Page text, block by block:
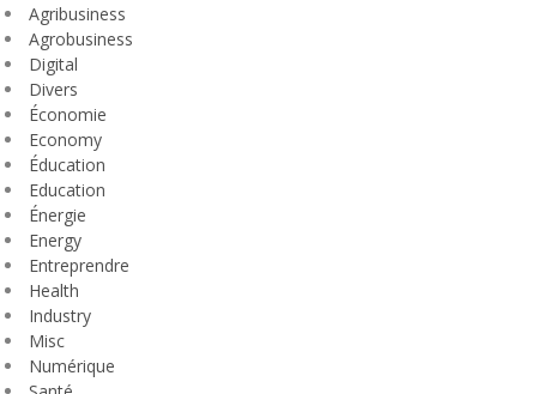
Agribusiness
Agrobusiness
Digital
Divers
Économie
Economy
Éducation
Education
Énergie
Energy
Entreprendre
Health
Industry
Misc
Numérique